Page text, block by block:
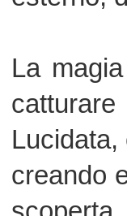
01. BIANCO
02. BEIGE
03. GRIGIO
04.
Finiture